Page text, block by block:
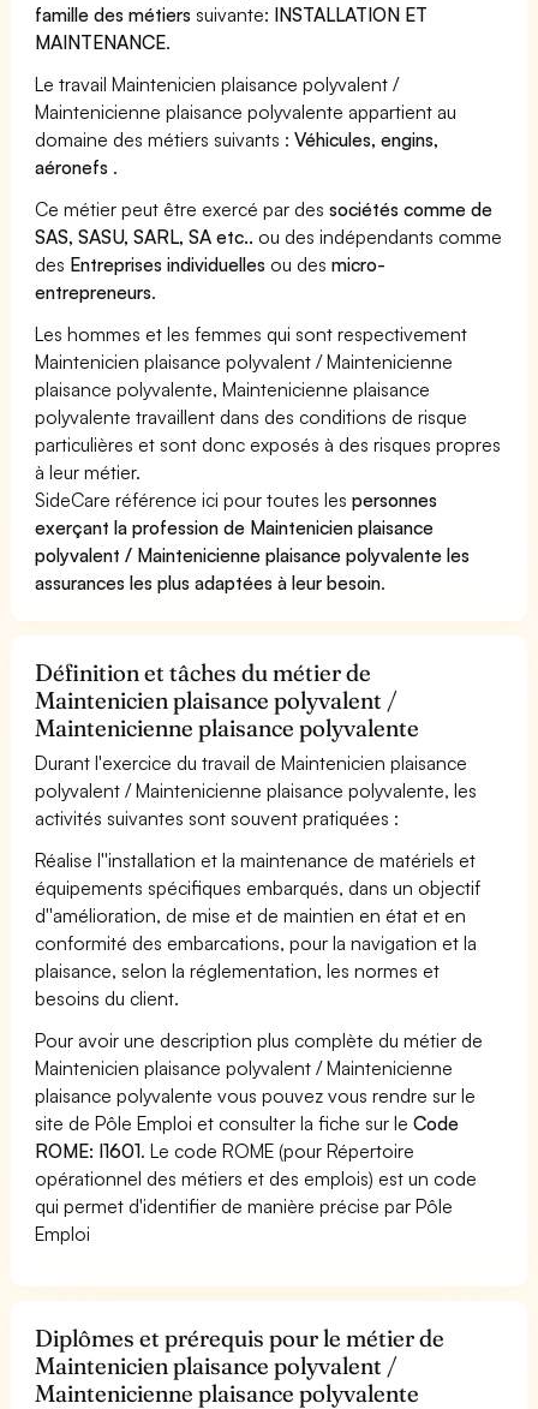
famille des métiers suivante: INSTALLATION ET
MAINTENANCE.
Le travail Maintenicien plaisance polyvalent /
Maintenicienne plaisance polyvalente appartient au
domaine des métiers suivants :Véhicules, engins,
aéronefs .
Ce métier peut être exercé par dessociétés comme de
SAS, SASU, SARL, SA etc.. ou des indépendants comme
des Entreprises individuelles ou desmicro-
entrepreneurs.
Les hommes et les femmes qui sont respectivement
Maintenicien plaisance polyvalent / Maintenicienne
plaisance polyvalente, Maintenicienne plaisance
polyvalente travaillent dans des conditions de risque
particulières et sont donc exposés à des risques propres
à leur métier.
SideCare référence ici pour toutes lespersonnes
exerçant la profession de Maintenicien plaisance
polyvalent / Maintenicienne plaisance polyvalente les
assurances les plus adaptées à leur besoin.
Définition et tâches du métier de
Maintenicien plaisance polyvalent /
Maintenicienne plaisance polyvalente
Durant l'exercice du travail de Maintenicien plaisance
polyvalent / Maintenicienne plaisance polyvalente, les
activités suivantes sont souvent pratiquées :
Réalise l''installation et la maintenance de matériels et
équipements spécifiques embarqués, dans un objectif
d''amélioration, de mise et de maintien en état et en
conformité des embarcations, pour la navigation et la
plaisance, selon la réglementation, les normes et
besoins du client.
Pour avoir une description plus complète du métier de
Maintenicien plaisance polyvalent / Maintenicienne
plaisance polyvalente vous pouvez vous rendre sur le
site de Pôle Emploi et consulter la fiche sur leCode
ROME: I1601. Le code ROME (pour Répertoire
opérationnel des métiers et des emplois) est un code
qui permet d'identifier de manière précise par Pôle
Emploi
Diplômes et prérequis pour le métier de
Maintenicien plaisance polyvalent /
Maintenicienne plaisance polyvalente